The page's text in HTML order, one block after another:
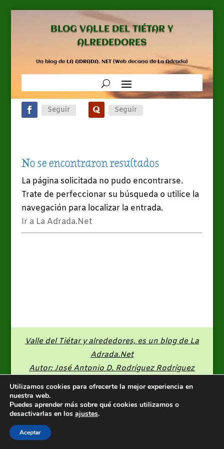
BLOG VALLE DEL TIÉTAR Y
ALREDEDORES
Un blog de LA ADRADA. NET (Web decana de La Adrada)
Seguir Seguir
No se encontraron resultados
La página solicitada no pudo encontrarse.
Trate de perfeccionar su búsqueda o utilice la
navegación para localizar la entrada.
Ir a La Adrada.Net
Valle del Tiétar y alrededores, es un blog de La
Adrada.Net
Autor: José Antonio D. Rodríguez Rodríguez
Utilizamos cookies para ofrecerte la mejor experiencia en
nuestra web.
Puedes aprender más sobre qué cookies utilizamos o
desactivarlas en los ajustes.
Aceptar